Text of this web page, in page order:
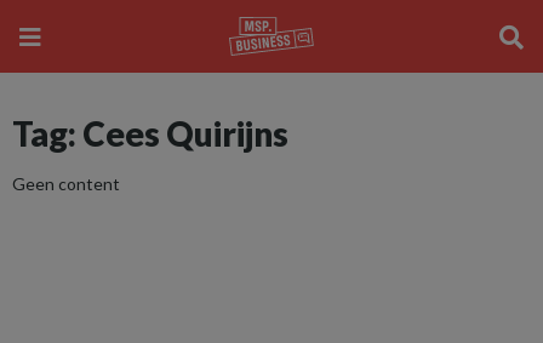
Tag: Cees Quirijns
Geen content